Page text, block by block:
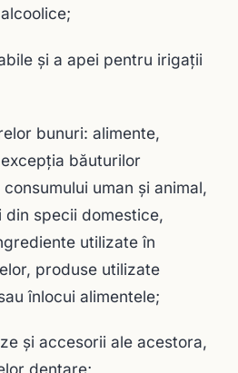
și a apei pentru irigații
bunuri: alimente,
băuturilor
uman și animal,
din specii domestice,
utilizate în
produse utilizate
înlocui alimentele;
şi accesorii ale acestora,
dentare;